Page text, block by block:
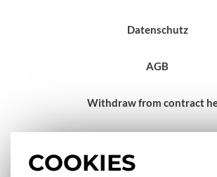
COOKIES
Datenschutz
AGB
Withdraw from contract